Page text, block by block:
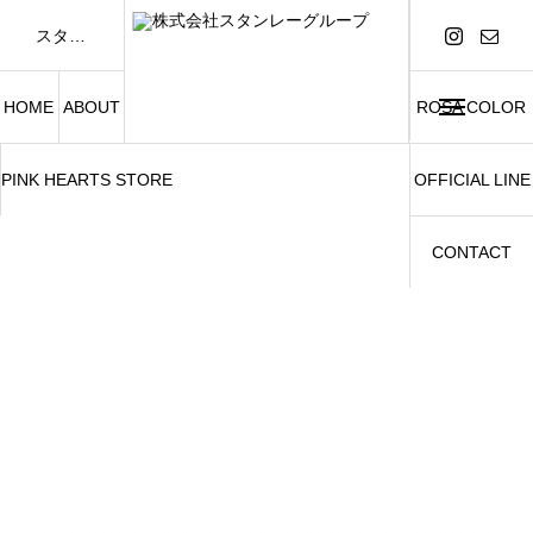
HOME ABOUT
PINK HEARTS STORE
ROSA COLOR
OFFICIAL LINE
CONTACT